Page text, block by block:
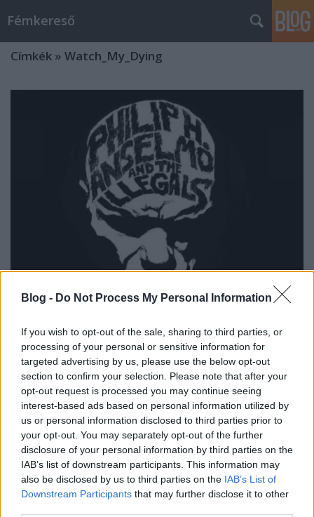
Blog - Do Not Process My Personal Information
If you wish to opt-out of the sale, sharing to third parties, or
processing of your personal or sensitive information for
targeted advertising by us, please use the below opt-out
section to confirm your selection. Please note that after your
opt-out request is processed you may continue seeing
interest-based ads based on personal information utilized by
us or personal information disclosed to third parties prior to
your opt-out. You may separately opt-out of the further
disclosure of your personal information by third parties on the
IAB’s list of downstream participants. This information may
also be disclosed by us to third parties on the IAB’s List of
Downstream Participants that may further disclose it to other
Fémkereső
Címkék » Watch_My_Dying
Anselmo, Abbath, Apey, Aborted
(Rockmaraton zárónap)
HORNER•2019. július 14.
Hozzávetőlegesen 10 Pantera- és 10-12 Motörhead-
dal – ennyiért és ezekért már érdemes lemenni a
dunaúji fesztivál szombati estjére. Persze, csakis
akkor, ha az Anselmo vezette illegalisták és az
Abbath fémjelezte norvég, 1996 óta Lemmy csapata
előtt tisztelgő trióról van szó. Ezért hitelesek és…